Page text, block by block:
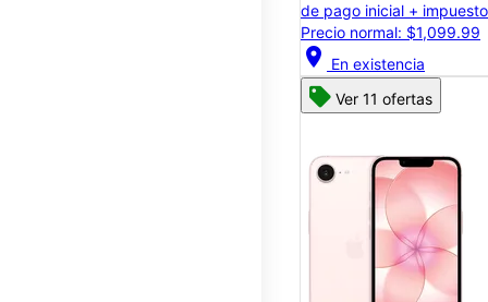
de pago inicial +
Precio normal: $1,099.99
location_on En existencia
Ver 11 ofertas